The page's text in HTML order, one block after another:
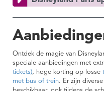
Ontdek de magie van
speciale aanbiedingen met
tickets), hoge korting op losse
met bus of trein. Er zijn